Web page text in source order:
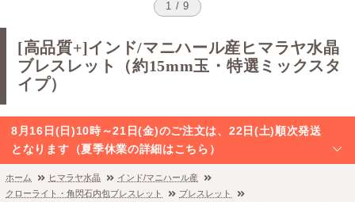
1 / 9
[高品質+]インド/マニハール産ヒマラヤ水晶
ブレスレット（約15mm玉・特選ミックスタ
イプ）
8月16日(日)10時～21日(金)のご注文は、22日(土)順次発送
となります（夏季休業の詳細はこちら）
ホーム ヒマラヤ水晶
インド/マニハール産
クローライト・角閃石内包ブレスレット
ブレスレット